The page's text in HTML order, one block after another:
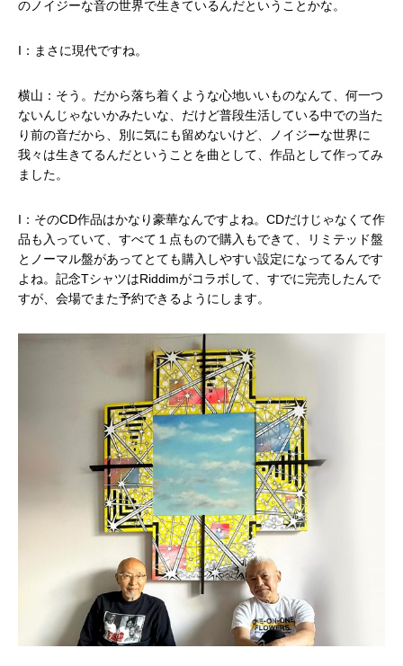
のノイジーな音の世界で生きているんだということかな。
I：まさに現代ですね。
横山：そう。だから落ち着くような心地いいものなんて、何一つ
ないんじゃないかみたいな、だけど普段生活している中での当た
り前の音だから、別に気にも留めないけど、ノイジーな世界に
我々は生きてるんだということを曲として、作品として作ってみ
ました。
I：そのCD作品はかなり豪華なんですよね。CDだけじゃなくて作
品も入っていて、すべて１点もので購入もできて、リミテッド盤
とノーマル盤があってとても購入しやすい設定になってるんです
よね。記念TシャツはRiddimがコラボして、すでに完売したんで
すが、会場でまた予約できるようにします。